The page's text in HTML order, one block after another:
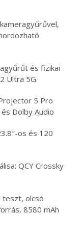
és fizikai
Ultra 5G
5 Pro
Dolby Audio
os és 120
QCY Crossky
teszt, olcsó
8580 mAh